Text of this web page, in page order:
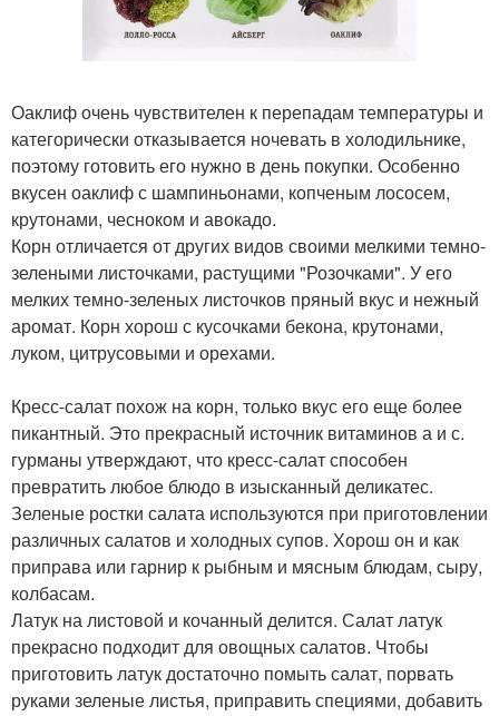
Оаклиф очень чувствителен к перепадам температуры и
категорически отказывается ночевать в холодильнике,
поэтому готовить его нужно в день покупки. Особенно
вкусен оаклиф с шампиньонами, копченым лососем,
крутонами, чесноком и авокадо.
Корн отличается от других видов своими мелкими темно-
зелеными листочками, растущими "Розочками". У его
мелких темно-зеленых листочков пряный вкус и нежный
аромат. Корн хорош с кусочками бекона, крутонами,
луком, цитрусовыми и орехами.
Кресс-салат похож на корн, только вкус его еще более
пикантный. Это прекрасный источник витаминов а и с.
гурманы утверждают, что кресс-салат способен
превратить любое блюдо в изысканный деликатес.
Зеленые ростки салата используются при приготовлении
различных салатов и холодных супов. Хорош он и как
приправа или гарнир к рыбным и мясным блюдам, сыру,
колбасам.
Латук на листовой и кочанный делится. Салат латук
прекрасно подходит для овощных салатов. Чтобы
приготовить латук достаточно помыть салат, порвать
руками зеленые листья, приправить специями, добавить